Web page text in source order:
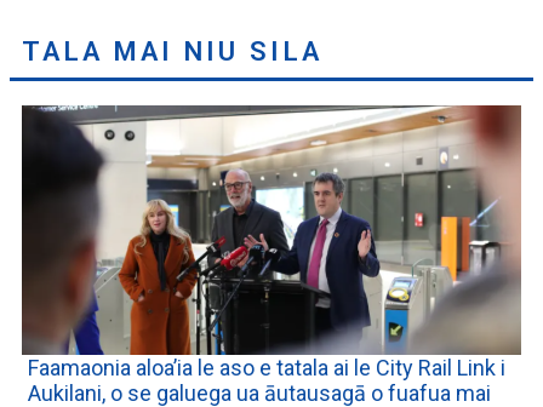
TALA MAI NIU SILA
Faamaonia aloa’ia le aso e tatala ai le City Rail Link i
Aukilani, o se galuega ua āutausagā o fuafua mai